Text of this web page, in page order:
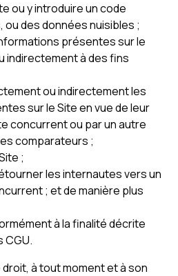
ou y introduire un code
ou des données nuisibles ;
présentes sur le
indirectement à des fins
ou indirectement les
sur le Site en vue de leur
concurrent ou par un autre
comparateurs ;
;
les internautes vers un
; et de manière plus
à la finalité décrite
CGU.
droit, à tout moment et à son